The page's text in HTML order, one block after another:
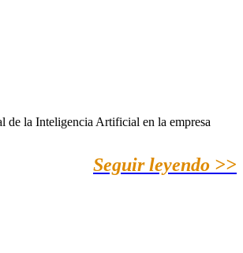
de la Inteligencia Artificial en la empresa
Seguir leyendo >>